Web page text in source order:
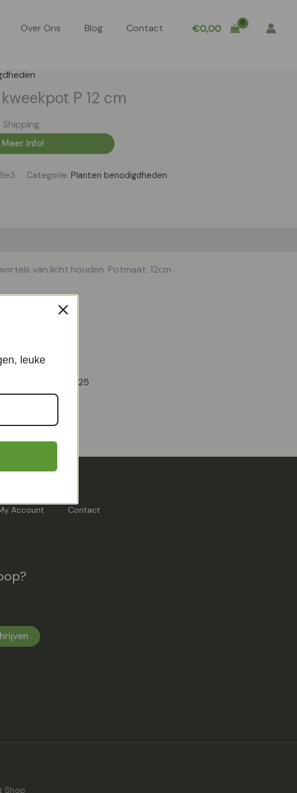
Over Ons Blog Contact €0,00
P 12 cm
Shipping
Meer Info!
Categorie: Planten benodigdheden
van licht houden. Potmaat: 12cm
(taupe) – P25
Account Contact
Shop
leuke